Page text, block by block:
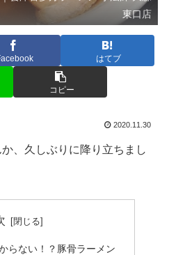
東口店
はてブ
コピー
2020.11.30
か、久しぶりに降り立ちまし
らない！？豚骨ラーメン